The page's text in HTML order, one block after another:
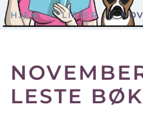
HJEM LISTER
LESTE